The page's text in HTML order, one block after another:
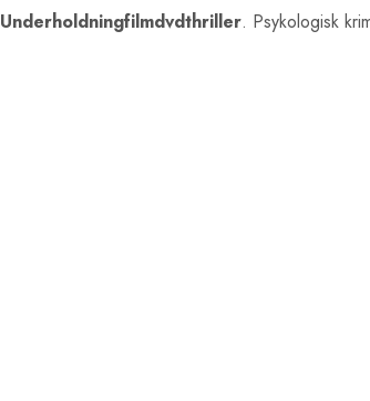
Underholdningfilmdvdthriller. Psykologisk